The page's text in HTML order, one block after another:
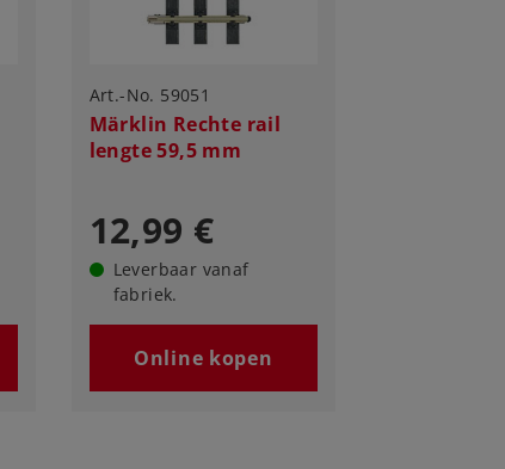
Art.-No. 59051
Märklin Rechte rail
lengte 59,5 mm
12,99 €
Leverbaar vanaf
fabriek.
Online kopen